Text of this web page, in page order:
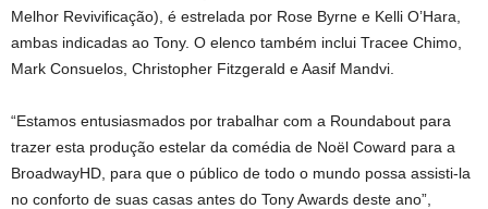
Melhor Revivificação), é estrelada por Rose Byrne e Kelli O’Hara,
ambas indicadas ao Tony. O elenco também inclui Tracee Chimo,
Mark Consuelos, Christopher Fitzgerald e Aasif Mandvi.
“Estamos entusiasmados por trabalhar com a Roundabout para
trazer esta produção estelar da comédia de Noël Coward para a
BroadwayHD, para que o público de todo o mundo possa assisti-la
no conforto de suas casas antes do Tony Awards deste ano”,